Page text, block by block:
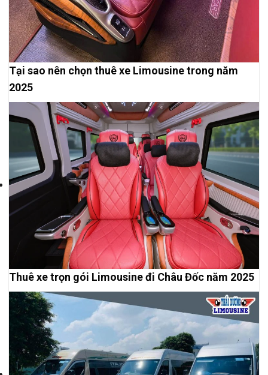
Tại sao nên chọn thuê xe Limousine trong năm
2025
Thuê xe trọn gói Limousine đi Châu Đốc năm 2025